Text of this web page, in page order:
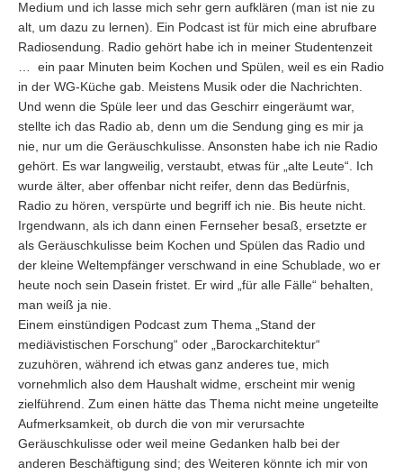
Medium und ich lasse mich sehr gern aufklären (man ist nie zu
alt, um dazu zu lernen). Ein Podcast ist für mich eine abrufbare
Radiosendung. Radio gehört habe ich in meiner Studentenzeit
… ein paar Minuten beim Kochen und Spülen, weil es ein Radio
in der WG-Küche gab. Meistens Musik oder die Nachrichten.
Und wenn die Spüle leer und das Geschirr eingeräumt war,
stellte ich das Radio ab, denn um die Sendung ging es mir ja
nie, nur um die Geräuschkulisse. Ansonsten habe ich nie Radio
gehört. Es war langweilig, verstaubt, etwas für „alte Leute“. Ich
wurde älter, aber offenbar nicht reifer, denn das Bedürfnis,
Radio zu hören, verspürte und begriff ich nie. Bis heute nicht.
Irgendwann, als ich dann einen Fernseher besaß, ersetzte er
als Geräuschkulisse beim Kochen und Spülen das Radio und
der kleine Weltempfänger verschwand in eine Schublade, wo er
heute noch sein Dasein fristet. Er wird „für alle Fälle“ behalten,
man weiß ja nie.
Einem einstündigen Podcast zum Thema „Stand der
mediävistischen Forschung“ oder „Barockarchitektur“
zuzuhören, während ich etwas ganz anderes tue, mich
vornehmlich also dem Haushalt widme, erscheint mir wenig
zielführend. Zum einen hätte das Thema nicht meine ungeteilte
Aufmerksamkeit, ob durch die von mir verursachte
Geräuschkulisse oder weil meine Gedanken halb bei der
anderen Beschäftigung sind; des Weiteren könnte ich mir von